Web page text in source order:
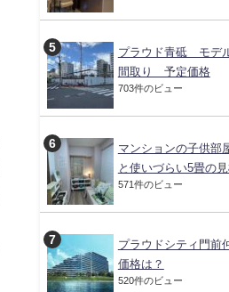
プラウド青砥 モデ
間取り 予定価格
703件のビュー
マンションの子供
と使いづらい5畳の
571件のビュー
プラウドシティ門
価格は？
520件のビュー